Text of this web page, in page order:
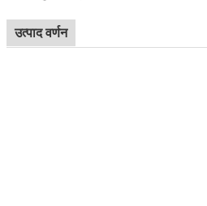
उत्पाद वर्णन